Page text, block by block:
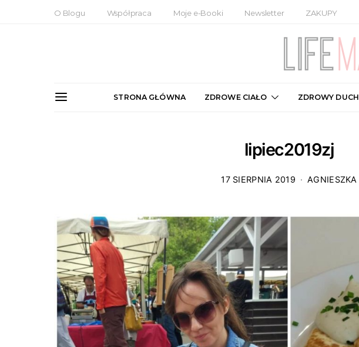
O Blogu Współpraca Moje e-Booki Newsletter ZAKUPY
STRONA GŁÓWNA ZDROWE CIAŁO ZDROWY DUCH
lipiec2019zj
17 SIERPNIA 2019 AGNIESZKA